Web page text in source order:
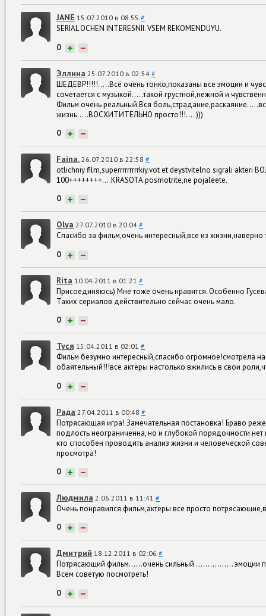
JANE 15.07.2010 в 08:55 #
SERIAL OCHEN INTERESNII. VSEM REKOMENDUYU.
0 + −
Эллина 25.07.2010 в 02:54 #
ШЕДЕВР!!!!!.....Всё очень тонко,показаны все эмоции и
сочетается с музыкой.....такой грустной,нежной и
Фильм очень реальный.Вся
жизнь.....ВОСХИТИТЕЛЬНО просто!!!.... )))
0 + −
Faina. 26.07.2010 в 22:58 #
otlichniy film,superrrrrrrrrkiy.vot et deystvitelno sigrali akteri
100++++++++....KRASOTA.posmotrite,ne pojaleete.
0 + −
Оlya 27.07.2010 в 20:04 #
Спасибо за фильм,очень интересный,все из
0 + −
Rita 10.04.2011 в 01:21 #
Присоединяюсь) Мне тоже очень нравится. Особенно
Таких сериалов действительно сейчас очень мало.
0 + −
Туся 15.04.2011 в 02:01 #
Фильм безумно интересный,спасибо
обаятельный!!!все актёры настолько вжились в свои
0 + −
Рада 27.04.2011 в 00:48 #
Потрясающая игра! Замечательная постановка! Браво
подлость неограниченна, но и глубокой порядочности
кто способен проводить анализ жизни и человеческой
просмотра!
0 + −
Людмила 2.06.2011 в 11:41 #
Очень понравился фильм,актеры все просто
0 + −
Дмитрий 18.12.2011 в 02:06 #
Потрясающий фильм......очень сильный ................ эмоции
Всем советую посмотреть!
0 + −